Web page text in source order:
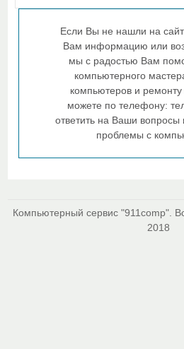
Если Вы не нашли на
Вам информацию или
мы с радостью Вам
компьютерного
компьютеров и ремонту
можете по телефону:
ответить на Ваши
проблемы с
Компьютерный сервис "911comp".
2018